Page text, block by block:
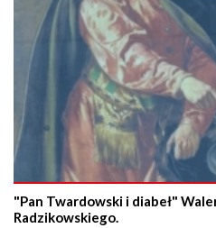
"Pan Twardowski i diabeł"
Radzikowskiego.